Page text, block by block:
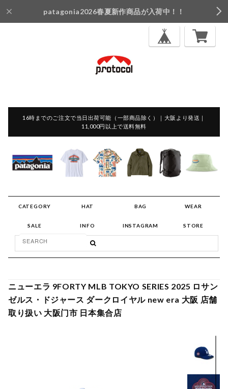
patagonia2026春夏新作商品が入荷中！！
16時までのご注文で当日出荷可能（一部商品除く）｜大阪より発送｜
11,000円以上で送料無料
CATEGORY HAT BAG WEAR
SALE INFO INSTAGRAM STORE
ニューエラ 9FORTY MLB TOKYO SERIES 2025 ロサン
ゼルス・ドジャース ダークロイヤル new era 大阪 店舗
取り扱い 大阪门市 日本集合店